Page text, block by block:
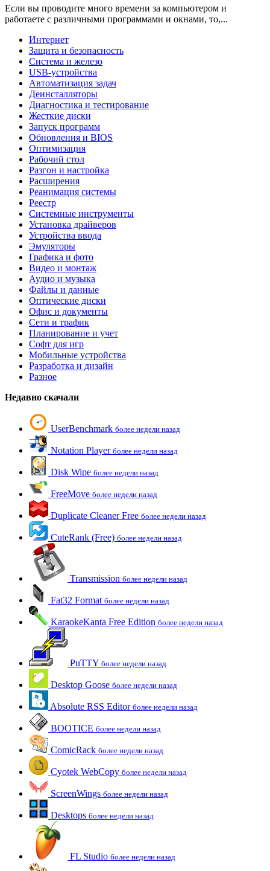
Если вы проводите много времени за компьютером и
работаете с различными программами и окнами, то,...
Интернет
Защита и безопасность
Система и железо
USB-устройства
Автоматизация задач
Деинсталляторы
Диагностика и тестирование
Жесткие диски
Запуск программ
Обновления и BIOS
Оптимизация
Рабочий стол
Разгон и настройка
Расширения
Реанимация системы
Реестр
Системные инструменты
Установка драйверов
Устройства ввода
Эмуляторы
Графика и фото
Видео и монтаж
Аудио и музыка
Файлы и данные
Оптические диски
Офис и документы
Сети и трафик
Планирование и учет
Софт для игр
Мобильные устройства
Разработка и дизайн
Разное
Недавно скачали
UserBenchmark более недели назад
Notation Player более недели назад
Disk Wipe более недели назад
FreeMove более недели назад
Duplicate Cleaner Free более недели назад
CuteRank (Free) более недели назад
Transmission более недели назад
Fat32 Format более недели назад
KaraokeKanta Free Edition более недели назад
PuTTY более недели назад
Desktop Goose более недели назад
Absolute RSS Editor более недели назад
BOOTICE более недели назад
ComicRack более недели назад
Cyotek WebCopy более недели назад
ScreenWings более недели назад
Desktops более недели назад
FL Studio более недели назад